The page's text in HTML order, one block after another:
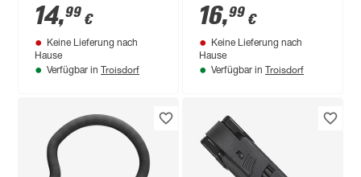
14,99 €
Keine Lieferung nach
Hause
Verfügbar in Troisdorf
16,99 €
Keine Lieferung nach
Hause
Verfügbar in Troisdorf